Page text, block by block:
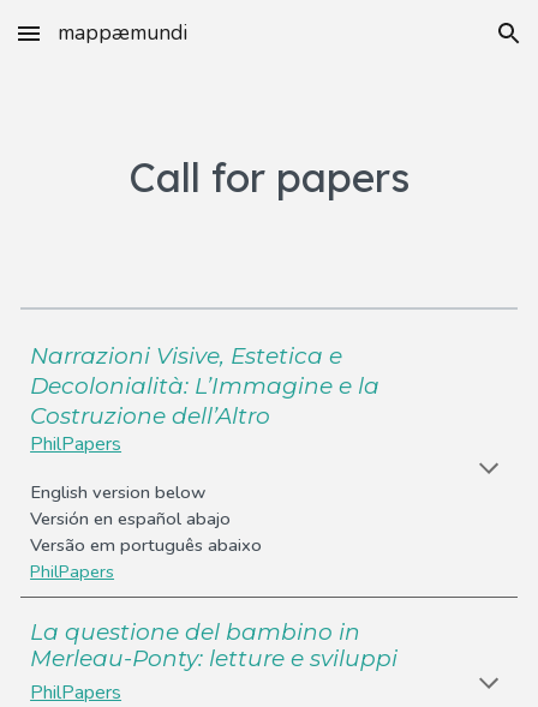
Skip to main content Skip to navigation
mappæmundi
Call for papers
Narrazioni Visive, Estetica e
Decolonialità: L’Immagine e la
Costruzione dell’Altro
PhilPapers
English version below
Versión en español abajo
Versão em português abaixo
PhilPapers
La questione del bambino in
Merleau-Ponty: letture e sviluppi
PhilPapers